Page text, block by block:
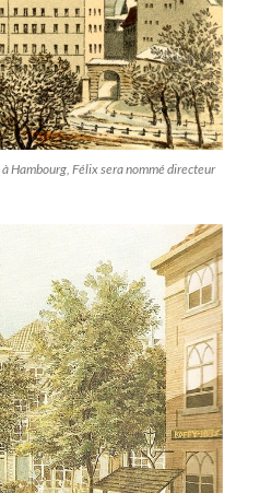
Hambourg, Félix sera nommé directeur